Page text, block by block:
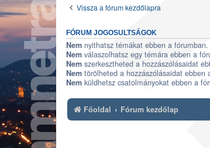
Vissza a fórum kezdőlapra
FÓRUM JOGOSULTSÁGOK
Nem nyithatsz témákat ebben a fórumban.
Nem válaszolhatsz egy témára ebben a
Nem szerkesztheted a hozzászólásaidat
Nem törölheted a hozzászólásaidat ebben
Nem küldhetsz csatolmányokat ebben a
Főoldal Fórum kezdőlap